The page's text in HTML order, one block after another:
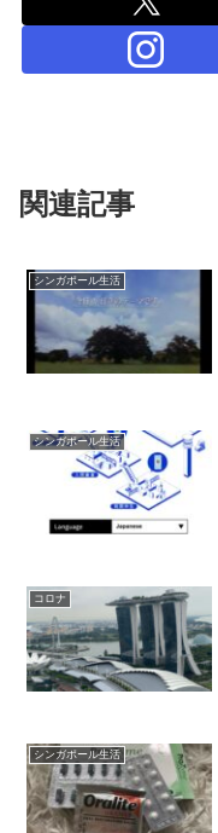
関連記事
シンガポール生活
シンガポール生活
コロナ
シンガポール生活